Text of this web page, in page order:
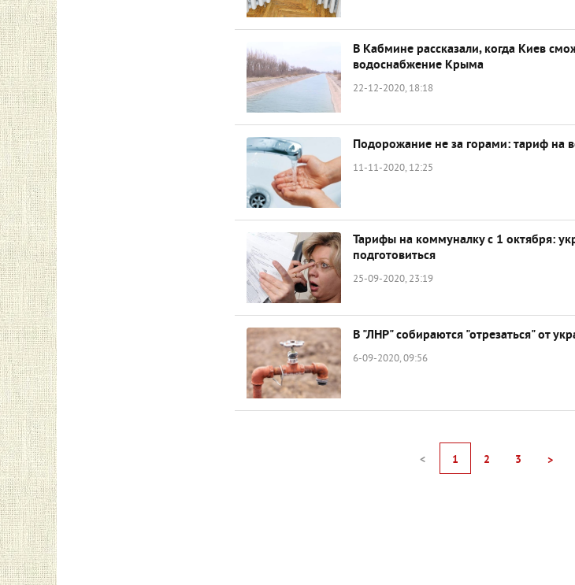
В Кабмине рассказали, когда Киев
водоснабжение Крыма
22-12-2020, 18:18
Подорожание не за горами: тариф на
11-11-2020, 12:25
Тарифы на коммуналку с 1 октября:
подготовиться
25-09-2020, 23:19
В "ЛНР" собираются "отрезаться" от
6-09-2020, 09:56
< 1 2 3 >